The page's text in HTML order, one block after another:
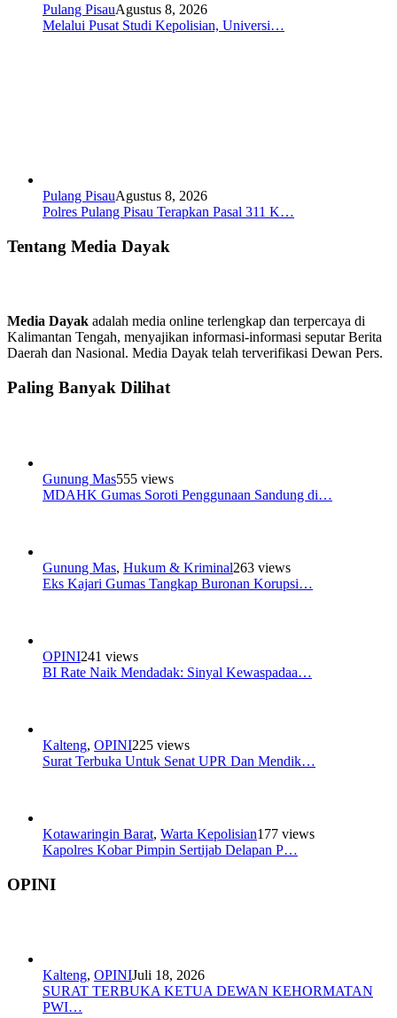
Pulang PisauAgustus 8, 2026
Melalui Pusat Studi Kepolisian, Universi…
Pulang PisauAgustus 8, 2026
Polres Pulang Pisau Terapkan Pasal 311 K…
Tentang Media Dayak
Media Dayak adalah media online terlengkap dan terpercaya di
Kalimantan Tengah, menyajikan informasi-informasi seputar Berita
Daerah dan Nasional. Media Dayak telah terverifikasi Dewan Pers.
Paling Banyak Dilihat
Gunung Mas555 views
MDAHK Gumas Soroti Penggunaan Sandung di…
Gunung Mas, Hukum & Kriminal263 views
Eks Kajari Gumas Tangkap Buronan Korupsi…
OPINI241 views
BI Rate Naik Mendadak: Sinyal Kewaspadaa…
Kalteng, OPINI225 views
Surat Terbuka Untuk Senat UPR Dan Mendik…
Kotawaringin Barat, Warta Kepolisian177 views
Kapolres Kobar Pimpin Sertijab Delapan P…
OPINI
Kalteng, OPINIJuli 18, 2026
SURAT TERBUKA KETUA DEWAN KEHORMATAN
PWI…